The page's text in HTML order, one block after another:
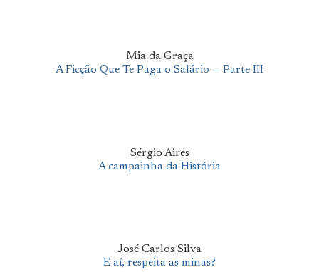
Mia da Graça
A Ficção Que Te Paga o Salário — Parte III
Sérgio Aires
A campainha da História
José Carlos Silva
E aí, respeita as minas?